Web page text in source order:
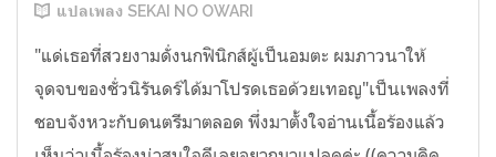
แปลเพลง SEKAI NO OWARI
"แด่เธอที่สวยงามดั่งนกฟินิกส์ผู้เป็นอมตะ ผมภาวนาให้
จุดจบของชั่วนิรันดร์ได้มาโปรดเธอด้วยเทอญ"เป็นเพลงที่
ชอบจังหวะกับดนตรีมาตลอด พึ่งมาตั้งใจอ่านเนื้อร้องแล้ว